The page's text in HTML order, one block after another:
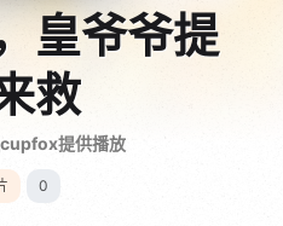
皇爷爷提
救
提供播放
0